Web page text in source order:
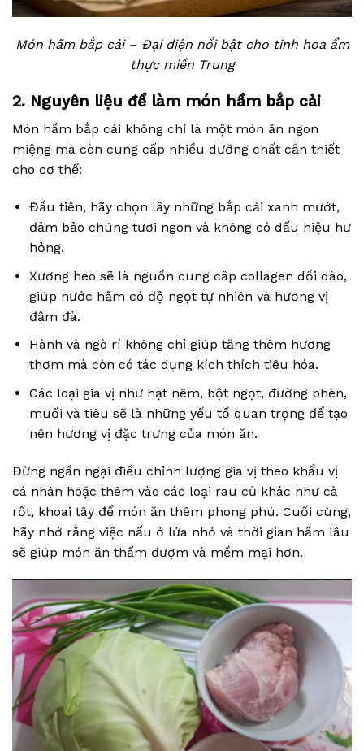
Món hầm bắp cải – Đại diện nổi bật cho tinh hoa ẩm
thực miền Trung
2. Nguyên liệu để làm món hầm bắp cải
Món hầm bắp cải không chỉ là một món ăn ngon
miệng mà còn cung cấp nhiều dưỡng chất cần thiết
cho cơ thể:
Đầu tiên, hãy chọn lấy những bắp cải xanh mướt,
đảm bảo chúng tươi ngon và không có dấu hiệu hư
hỏng.
Xương heo sẽ là nguồn cung cấp collagen dồi dào,
giúp nước hầm có độ ngọt tự nhiên và hương vị
đậm đà.
Hành và ngò rí không chỉ giúp tăng thêm hương
thơm mà còn có tác dụng kích thích tiêu hóa.
Các loại gia vị như hạt nêm, bột ngọt, đường phèn,
muối và tiêu sẽ là những yếu tố quan trọng để tạo
nên hương vị đặc trưng của món ăn.
Đừng ngần ngại điều chỉnh lượng gia vị theo khẩu vị
cá nhân hoặc thêm vào các loại rau củ khác như cà
rốt, khoai tây để món ăn thêm phong phú. Cuối cùng,
hãy nhớ rằng việc nấu ở lửa nhỏ và thời gian hầm lâu
sẽ giúp món ăn thấm đượm và mềm mại hơn.